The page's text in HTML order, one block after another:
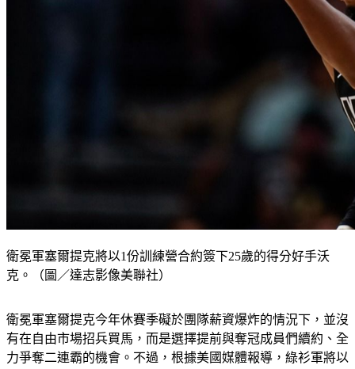
衛冕軍塞爾提克將以1份訓練營合約簽下25歲的得分好手沃
克。（圖／達志影像美聯社）
衛冕軍塞爾提克今年休賽季礙於團隊薪資爆炸的情況下，並沒
有在自由市場招兵買馬，而是選擇提前與奪冠成員們續約、全
力爭奪二連霸的機會。不過，根據美國媒體報導，綠衫軍將以